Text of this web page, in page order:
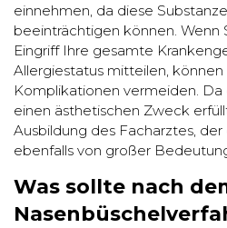
einnehmen, da diese
beeinträchtigen können. Wenn
Eingriff Ihre gesamte
Allergiestatus mitteilen,
Komplikationen vermeiden. Da
einen ästhetischen Zweck
Ausbildung des Facharztes,
ebenfalls von großer
Was sollte nach